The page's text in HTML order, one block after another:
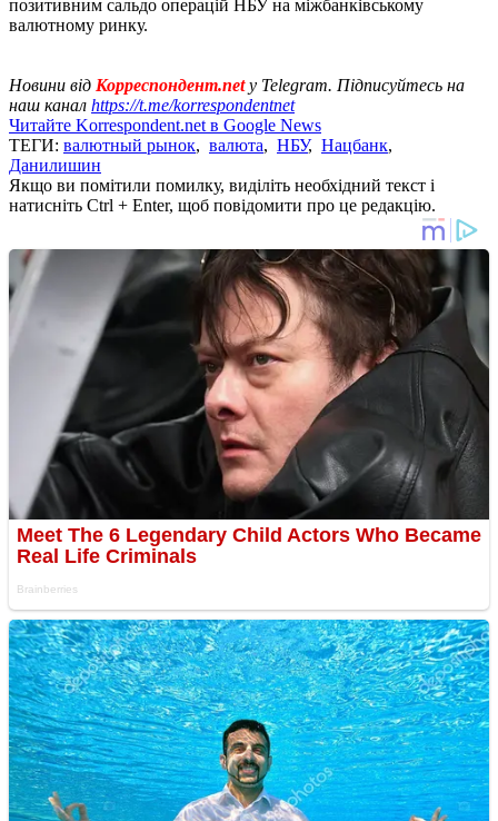
позитивним сальдо операцій НБУ на міжбанківському
валютному ринку.
Новини від Корреспондент.netу Telegram. Підписуйтесь на
наш канал https://t.me/korrespondentnet
Читайте Korrespondent.net в Google News
ТЕГИ: валютный рынок, валюта, НБУ, Нацбанк,
Данилишин
Якщо ви помітили помилку, виділіть необхідний текст і
натисніть Ctrl + Enter, щоб повідомити про це редакцію.